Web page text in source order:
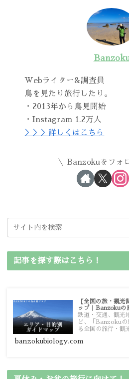
Webライター&調査員
鳥を見たり旅行したり。
・2013年から鳥見開始
・Instagram 1.2万人
＞＞＞詳しくはこちら
Banzokuをフォ
記事を探す際はこちら！
【全国の旅・観
ップ｜Banzokuの
鉄道・交通、観光
ど、「Banzokuの
る全国の旅行・観
ガイドマップから
banzokubiology.com